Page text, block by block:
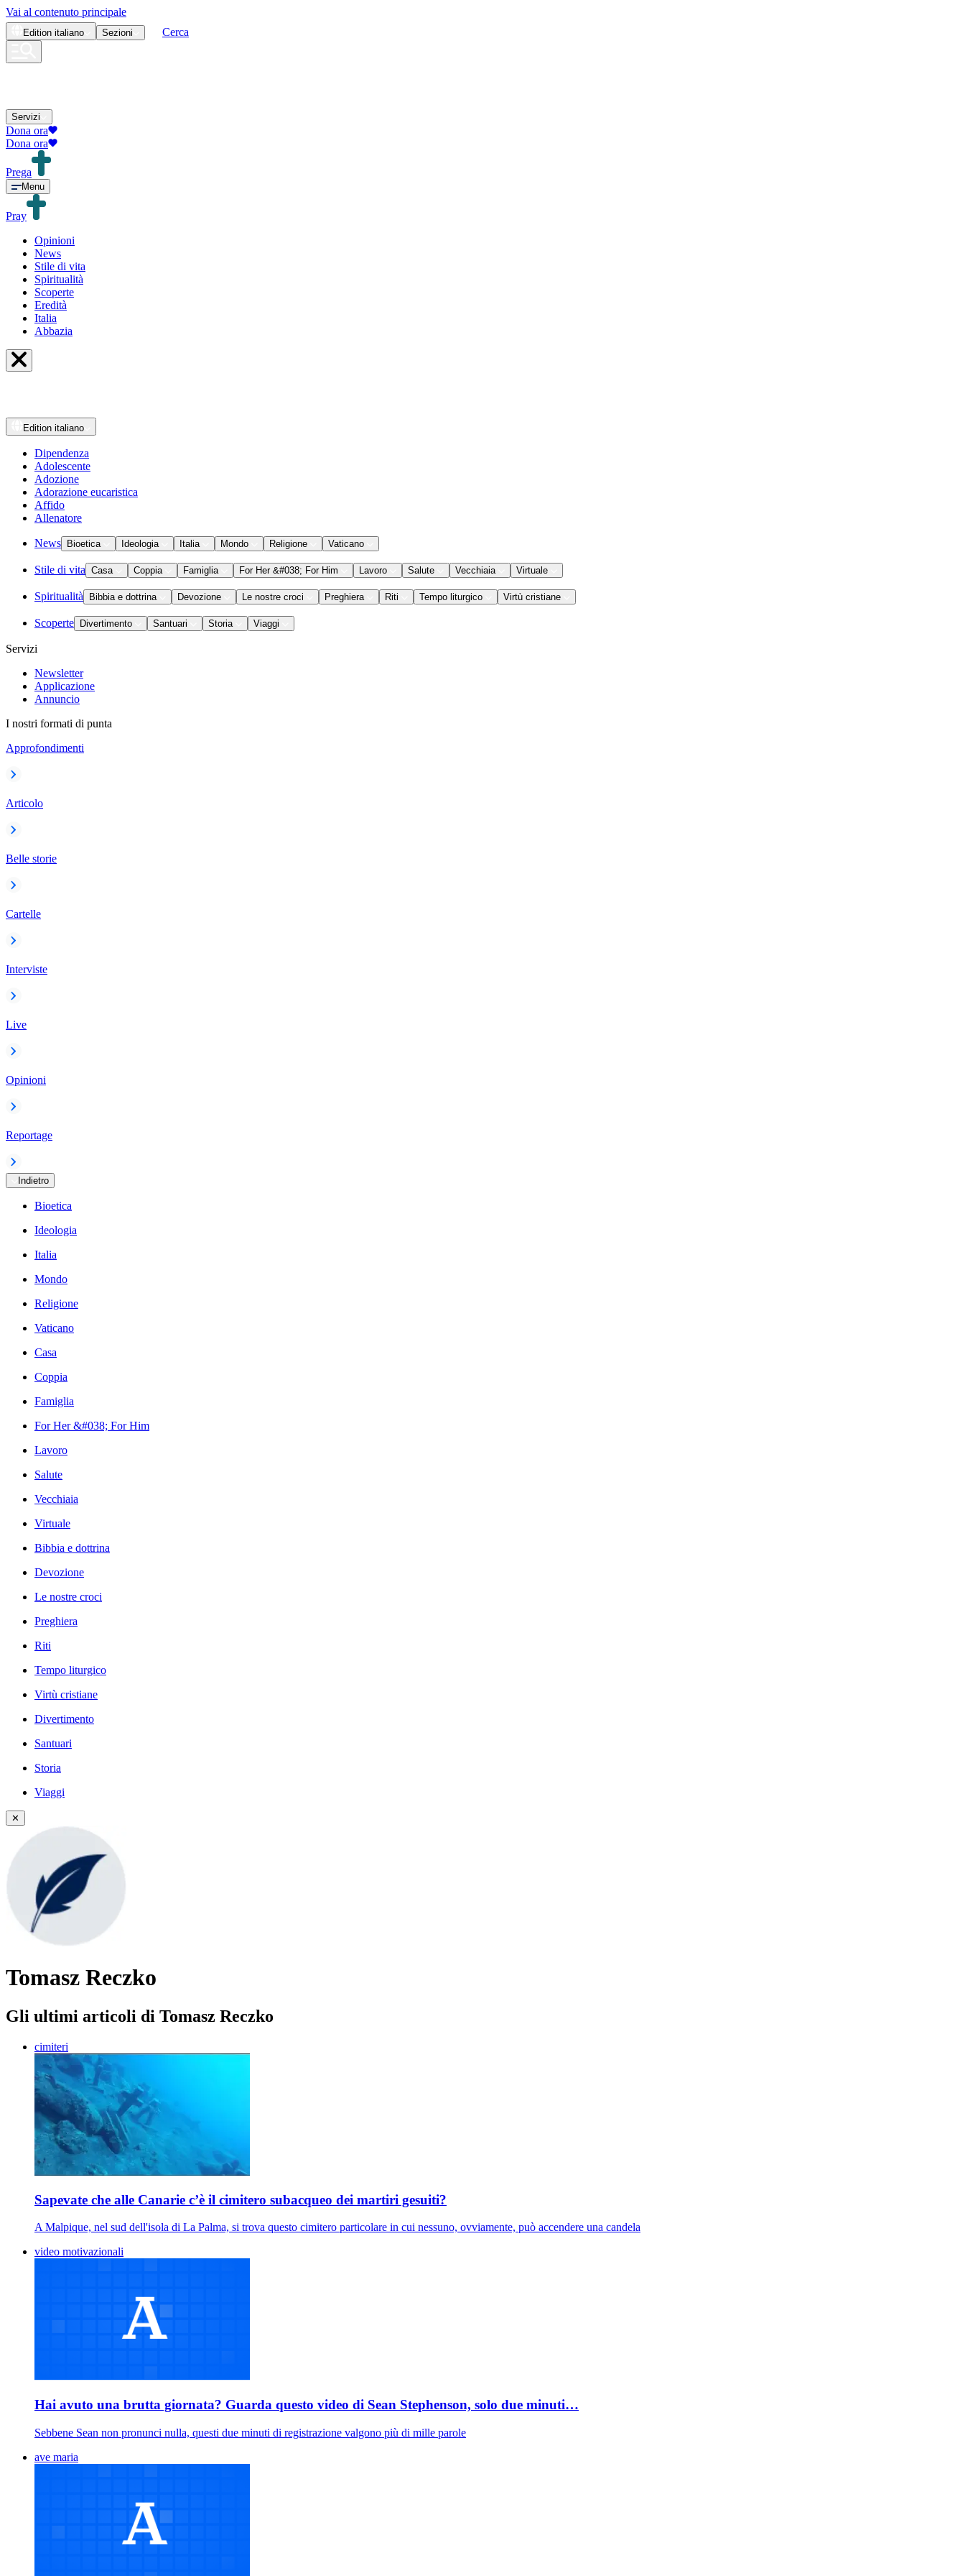
Vai al contenuto principale
Edition italiano Sezioni Cerca
Servizi
Dona ora
Dona ora
Prega
Menu
Pray
Opinioni
News
Stile di vita
Spiritualità
Scoperte
Eredità
Italia
Abbazia
Edition italiano
Dipendenza
Adolescente
Adozione
Adorazione eucaristica
Affido
Allenatore
News Bioetica Ideologia Italia Mondo Religione Vaticano
Stile di vita Casa Coppia Famiglia For Her &#038; For Him Lavoro Salute Vecchiaia Virtuale
Spiritualità Bibbia e dottrina Devozione Le nostre croci Preghiera Riti Tempo liturgico Virtù cristiane
Scoperte Divertimento Santuari Storia Viaggi
Servizi
Newsletter
Applicazione
Annuncio
I nostri formati di punta
Approfondimenti
Articolo
Belle storie
Cartelle
Interviste
Live
Opinioni
Reportage
Indietro
Bioetica
Ideologia
Italia
Mondo
Religione
Vaticano
Casa
Coppia
Famiglia
For Her &#038; For Him
Lavoro
Salute
Vecchiaia
Virtuale
Bibbia e dottrina
Devozione
Le nostre croci
Preghiera
Riti
Tempo liturgico
Virtù cristiane
Divertimento
Santuari
Storia
Viaggi
✕
Tomasz Reczko
Gli ultimi articoli di Tomasz Reczko
cimiteri
Sapevate che alle Canarie c’è il cimitero subacqueo dei martiri gesuiti?
A Malpique, nel sud dell'isola di La Palma, si trova questo cimitero particolare in cui nessuno, ovviamente, può accendere una candela
video motivazionali
Hai avuto una brutta giornata? Guarda questo video di Sean Stephenson, solo due minuti…
Sebbene Sean non pronunci nulla, questi due minuti di registrazione valgono più di mille parole
ave maria